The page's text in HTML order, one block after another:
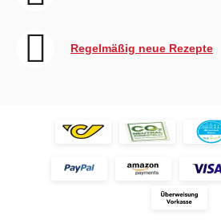
Regelmäßig neue Rezepte